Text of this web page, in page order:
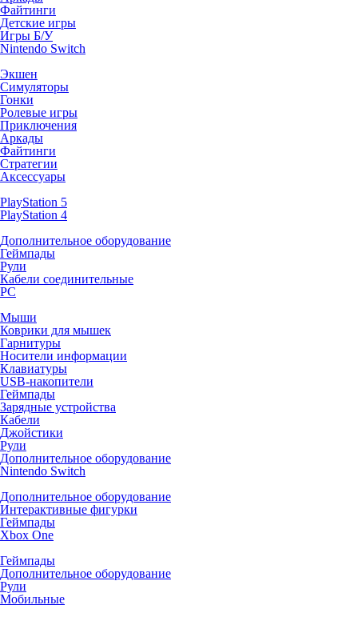
Файтинги
Детские игры
Игры Б/У
Nintendo Switch
Экшен
Симуляторы
Гонки
Ролевые игры
Приключения
Аркады
Файтинги
Стратегии
Аксессуары
PlayStation 5
PlayStation 4
Дополнительное оборудование
Геймпады
Рули
Кабели соединительные
PC
Мыши
Коврики для мышек
Гарнитуры
Носители информации
Клавиатуры
USB-накопители
Геймпады
Зарядные устройства
Кабели
Джойстики
Рули
Дополнительное оборудование
Nintendo Switch
Дополнительное оборудование
Интерактивные фигурки
Геймпады
Xbox One
Геймпады
Дополнительное оборудование
Рули
Мобильные